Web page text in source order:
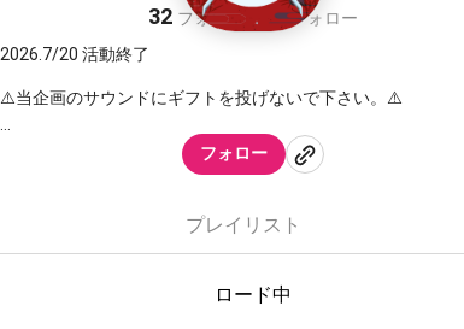
32 フォロワー 32 フォロー
2026.7/20 活動終了
⚠️当企画のサウンドにギフトを投げないで下さい。⚠️
「まほらば」「まほらま」｢まほら｣ともいう。楽園。理想郷。
フォロー
プレイリスト
ロード中